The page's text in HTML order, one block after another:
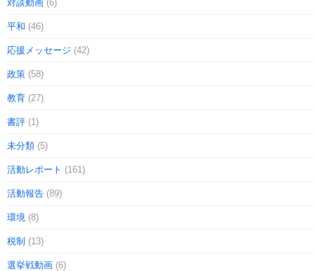
対談動画 (6)
平和 (46)
応援メッセージ (42)
政策 (58)
教育 (27)
書評 (1)
未分類 (5)
活動レポート (161)
活動報告 (89)
環境 (8)
税制 (13)
選挙戦動画 (6)